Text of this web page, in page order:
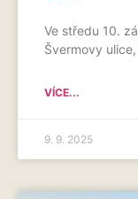
Ve středu 10.
Švermovy
VÍCE...
9. 9. 2025